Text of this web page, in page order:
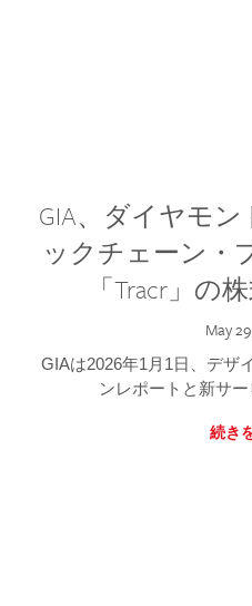
GIA、ダイヤモ
ックチェーン・
「Tracr」の
May
GIAは2026年1月1日、デザ
ンレポートと新サー
続き